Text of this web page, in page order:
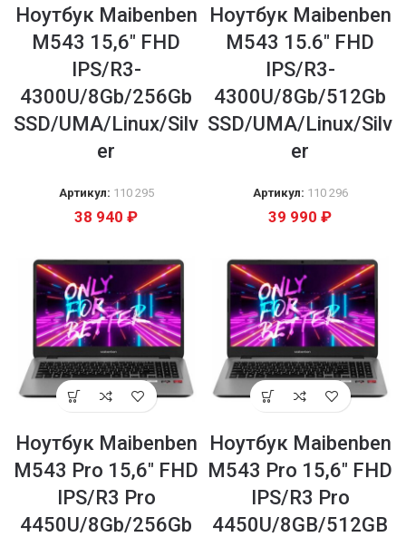
Ноутбук Maibenben
M543 15,6″ FHD
IPS/R3-
4300U/8Gb/256Gb
SSD/UMA/Linux/Silv
er
Артикул: 110 295
38 940 ₽
Ноутбук Maibenben
M543 15.6″ FHD
IPS/R3-
4300U/8Gb/512Gb
SSD/UMA/Linux/Silv
er
Артикул: 110 296
39 990 ₽
Ноутбук Maibenben
M543 Pro 15,6″ FHD
IPS/R3 Pro
4450U/8Gb/256Gb
Ноутбук Maibenben
M543 Pro 15,6″ FHD
IPS/R3 Pro
4450U/8GB/512GB